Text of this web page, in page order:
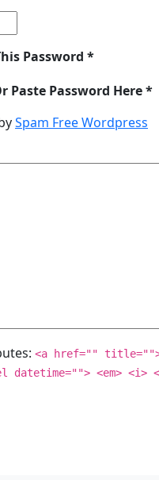
Password *
Paste Password Here *
Spam Free Wordpress
<a href=""
datetime=""> <em>